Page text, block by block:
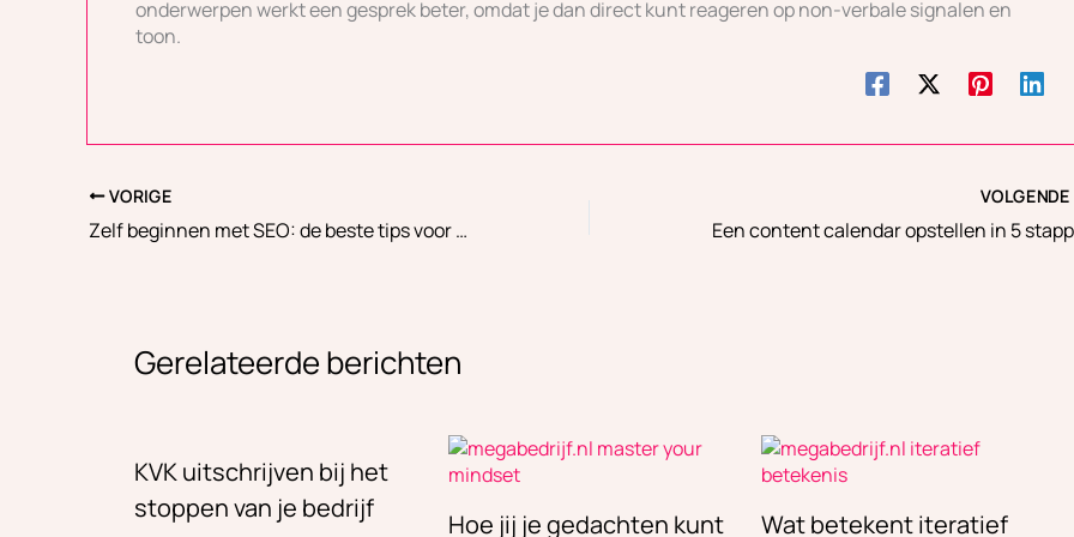
onderwerpen werkt een gesprek beter, omdat je dan direct kunt reageren op non-verbale signalen en
toon.
VORIGE
Zelf beginnen met SEO: de beste tips voor beginners
VOLGENDE
Gerelateerde berichten
KVK uitschrijven bij het
stoppen van je bedrijf
Hoe jij je gedachten kunt Wat betekent iteratief